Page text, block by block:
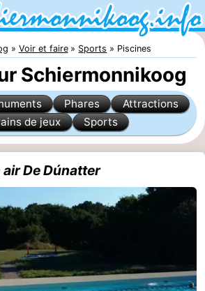
Voir et faire Sports Piscines
Schiermonnikoog
Phares
Attractions
de jeux
Sports
De Dúnatter